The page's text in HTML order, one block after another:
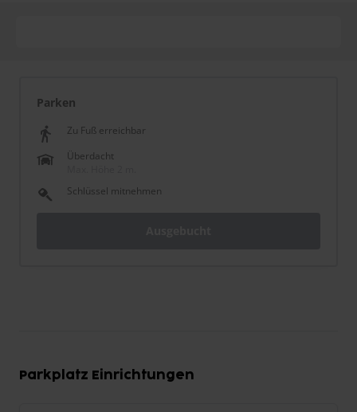
Parken
Zu Fuß erreichbar
Überdacht
Schlüssel mitnehmen
Parkplatz Einrichtungen